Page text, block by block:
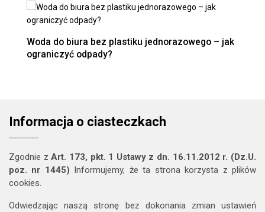
Woda do biura bez plastiku jednorazowego – jak
ograniczyć odpady?
Informacja o ciasteczkach
Zgodnie zArt. 173, pkt. 1 Ustawy z dn. 16.11.2012 r. (Dz.U.
poz. nr 1445) Informujemy, że ta strona korzysta z plików
cookies.
Odwiedzając naszą stronę bez dokonania zmian ustawień